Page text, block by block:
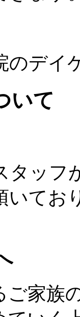
のデイ
タッフ
いてお
ご家族